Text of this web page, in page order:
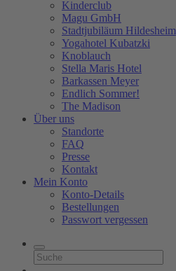
Kinderclub
Magu GmbH
Stadtjubiläum Hildesheim
Yogahotel Kubatzki
Knoblauch
Stella Maris Hotel
Barkassen Meyer
Endlich Sommer!
The Madison
Über uns
Standorte
FAQ
Presse
Kontakt
Mein Konto
Konto-Details
Bestellungen
Passwort vergessen